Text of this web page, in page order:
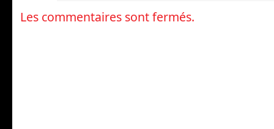
Les commentaires sont fermés.